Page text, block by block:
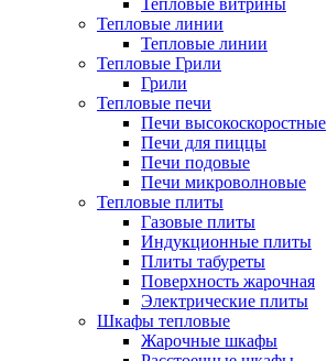
Тепловые витрины
Тепловые линии
Тепловые линии
Тепловые Грили
Грили
Тепловые печи
Печи высокоскоростные
Печи для пиццы
Печи подовые
Печи микроволновые
Тепловые плиты
Газовые плиты
Индукционные плиты
Плиты табуреты
Поверхность жарочная
Электрические плиты
Шкафы тепловые
Жарочные шкафы